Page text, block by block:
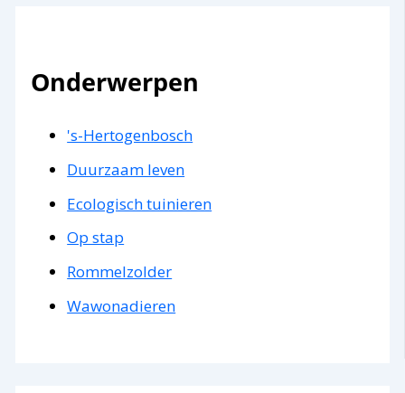
Onderwerpen
's-Hertogenbosch
Duurzaam leven
Ecologisch tuinieren
Op stap
Rommelzolder
Wawonadieren